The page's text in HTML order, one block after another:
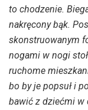
to chodzenie.
nakręcony bąk.
skonstruowanym
nogami w nogi
ruchome
bo by je popsuł i
bawić z dziećmi w